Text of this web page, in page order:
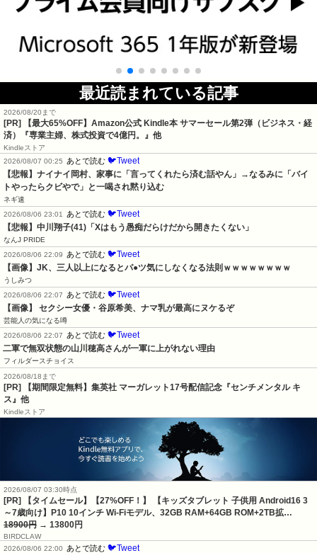
最近読まれている記事
2026/08/20まで
[PR]
【最大65%OFF】Amazon公式 Kindle本 サマーセール第2弾（ビジネス・経
済）『専業主婦、株式投資で4億円。』他
Kindleストア
2026/08/07 00:25
あとで読む 🐦Tweet
【悲報】ナイナイ岡村、家事に「言ってくれたら済む話やん」→なるみに「バイ
トやったらクビやで」と一喝され黙り込む
ネギ速
2026/08/06 23:01
あとで読む 🐦Tweet
【悲報】中川翔子(41)「Xはもう愚痴だらけだから開きたくない」
なんJ PRIDE
2026/08/06 22:09
あとで読む 🐦Tweet
【画像】JK、三人以上になるとパ●ツ気にしなくなる法則ｗｗｗｗｗｗｗｗ
うしみつ
2026/08/06 22:07
あとで読む 🐦Tweet
【画像】 セクシー女優・谷原希美、ナマ乳が最高にヌケるぞ
芸能人の気になる噂
2026/08/06 22:07
あとで読む 🐦Tweet
二軍で無双状態の山川穂高さんが一軍に上がれない理由
フィルダースチョイス
2026/08/18まで
[PR] 【期間限定無料】集英社 マーガレット17号配信記念『センチメンタル キ
ス』他
Kindleストア
2026/08/07 03:30時点
[PR] 【タイムセール】【27%OFF！】 【キッズタブレット 子供用 Android16 3
～7歳向け】P10 10インチ Wi-Fiモデル、32GB RAM+64GB ROM+2TB拡…
18900円 → 13800円
BIRDCLAW
2026/08/06 22:00 あとで読む 🐦Tweet